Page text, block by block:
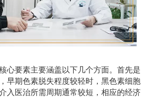
心要素主要涵盖以下几个方面。首先是
早期色素脱失程度较轻时，黑色素细胞
入医治所需周期通常较短，相应的经济